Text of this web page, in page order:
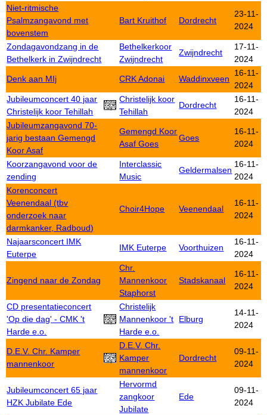
Niet-ritmische
Psalmzangavond met
bovenstem
Bart Kruithof Dordrecht
23-11-
2024
Zondagavondzang in de
Bethelkerk in Zwijndrecht
Bethelkerkoor
Zwijndrecht
Zwijndrecht
17-11-
2024
Denk aan MIj CRK Adonai Waddinxveen
16-11-
2024
Jubileumconcert 40 jaar
Christelijk koor Tehillah
Christelijk koor
Tehillah
Dordrecht
16-11-
2024
Jubileumzangavond 70-
jarig bestaan Gemengd
Koor Asaf
Gemengd Koor
Asaf Goes
Goes
16-11-
2024
Koorzangavond voor de
zending
Interclassic
Music
Geldermalsen
16-11-
2024
Korenconcert
Veenendaal (tbv
onderzoek naar
darmkanker, Radboud)
Choir4Hope Veenendaal
16-11-
2024
Najaarsconcert IMK
Euterpe
IMK Euterpe Voorthuizen
16-11-
2024
Zingend naar de Zondag
Chr.
Mannenkoor
Staphorst
Stadskanaal
16-11-
2024
CD presentatieconcert
'Op die dag' - CMK 't
Harde e.o.
Christelijk
Mannenkoor 't
Harde e.o.
Elburg
14-11-
2024
D.E.V. Chr. Kamper
mannenkoor
D.E.V. Chr.
Kamper
mannenkoor
Dordrecht
09-11-
2024
Jubileumconcert 65 jaar
HZK Jubilate Ede
Hervormd
zangkoor
Jubilate
Ede
09-11-
2024